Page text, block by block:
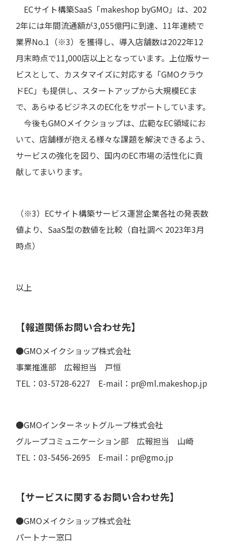
ECサイト構築SaaS「makeshop byGMO」は、202
2年には年間流通額が3,055億円に到達、11年連続で
業界No.1（※3）を獲得し、導入店舗数は2022年12
月末時点で11,000店以上となっています。上位版サー
ビスとして、カスタマイズに対応する「GMOクラウ
ドEC」も提供し、スタートアップから大規模ECま
で、あらゆるビジネスのEC化をサポートしています。
今後もGMOメイクショップは、広範なEC領域にお
いて、店舗様が抱える様々な課題を解決できるよう、
サービスの強化を図り、国内のEC市場の活性化に貢
献してまいります。
（※3）ECサイト構築サービス運営企業各社の発表数
値より、SaaS型の数値を比較（自社調べ 2023年3月
時点）
以上
【報道関係お問い合わせ先】
●GMOメイクショップ株式会社
事業推進部 広報担当 戸恒
TEL：03-5728-6227 E-mail：pr@ml.makeshop.jp
●GMOインターネットグループ株式会社
グループコミュニケーション部 広報担当 山崎
TEL：03-5456-2695 E-mail：pr@gmo.jp
【サービスに関するお問い合わせ先】
●GMOメイクショップ株式会社
パートナー窓口